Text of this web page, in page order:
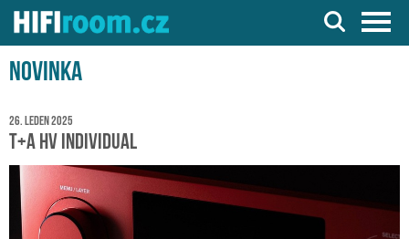
Server o Hi-Fi a AV technice
Novinka
26. leden 2025
T+A HV Individual